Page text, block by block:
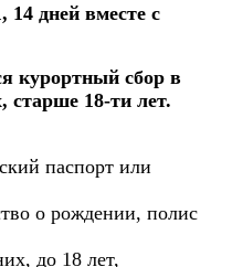
14 дней вместе с
курортный сбор в
старше 18-ти лет.
паспорт или
о рождении, полис
до 18 лет,